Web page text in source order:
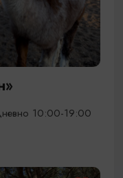
10:00-19:00